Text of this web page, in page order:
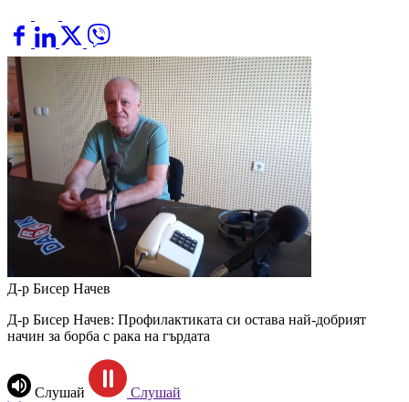
Д-р Бисер Начев
Д-р Бисер Начев: Профилактиката си остава най-добрият
начин за борба с рака на гърдата
Слушай Слушай